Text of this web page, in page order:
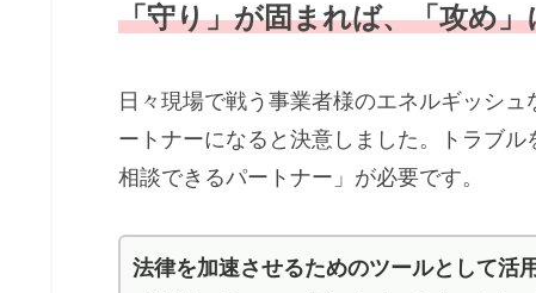
「守り」が固まれば、「攻め
日々現場で戦う事業者様のエネルギッシ
ートナーになると決意しました。トラブ
相談できるパートナー」が必要です。
法律を加速させるためのツールとして活